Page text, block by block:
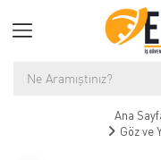
Ana
Göz ve